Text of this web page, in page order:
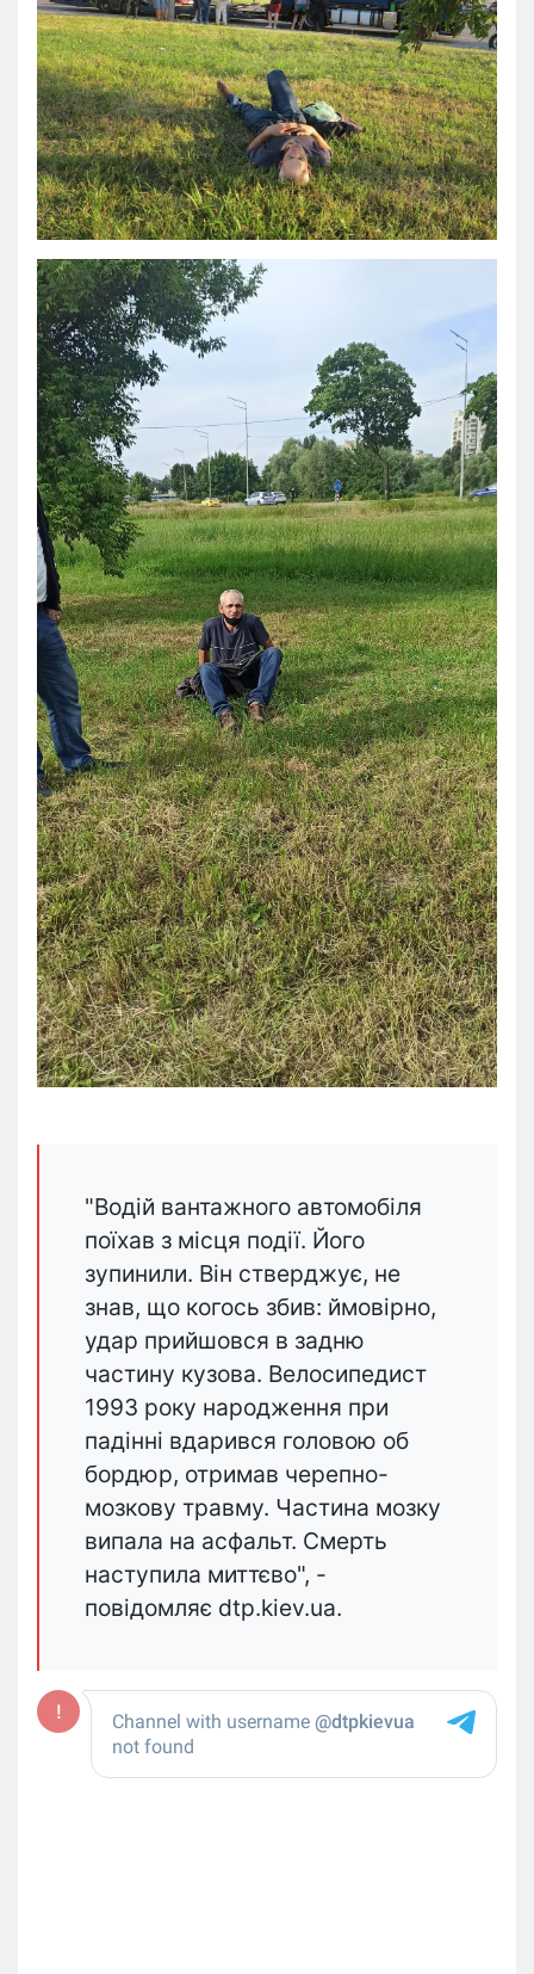
"Водій вантажного автомобіля
поїхав з місця події. Його
зупинили. Він стверджує, не
знав, що когось збив: ймовірно,
удар прийшовся в задню
частину кузова. Велосипедист
1993 року народження при
падінні вдарився головою об
бордюр, отримав черепно-
мозкову травму. Частина мозку
випала на асфальт. Смерть
наступила миттєво", -
повідомляє dtp.kiev.ua.